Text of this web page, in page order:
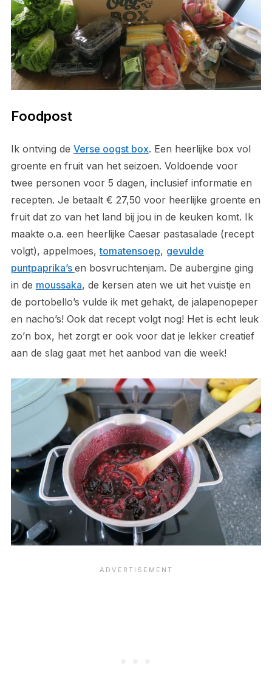
Foodpost
Ik ontving de Verse oogst box. Een heerlijke box vol
groente en fruit van het seizoen. Voldoende voor
twee personen voor 5 dagen, inclusief informatie en
recepten. Je betaalt € 27,50 voor heerlijke groente en
fruit dat zo van het land bij jou in de keuken komt. Ik
maakte o.a. een heerlijke Caesar pastasalade (recept
volgt), appelmoes,tomatensoep, gevulde
puntpaprika’s en bosvruchtenjam. De aubergine ging
in de moussaka, de kersen aten we uit het vuistje en
de portobello’s vulde ik met gehakt, de jalapenopeper
en nacho’s! Ook dat recept volgt nog! Het is echt leuk
zo’n box, het zorgt er ook voor dat je lekker creatief
aan de slag gaat met het aanbod van die week!